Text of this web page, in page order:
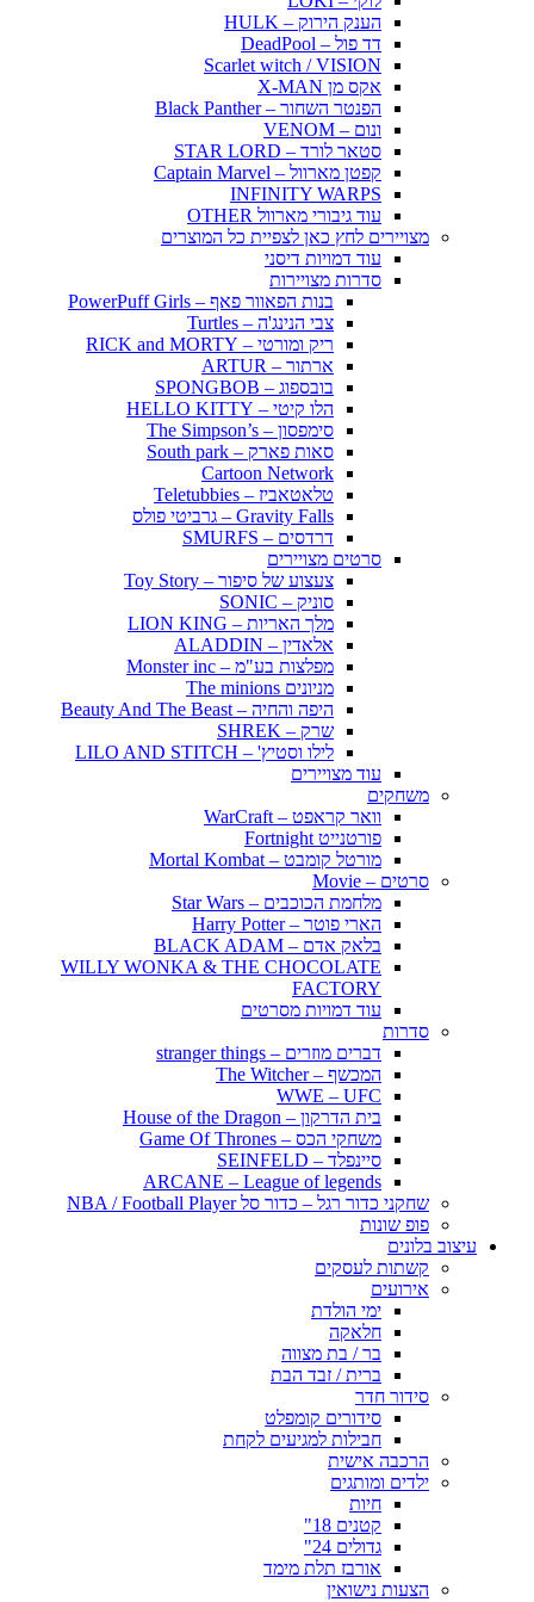
הענק הירוק – HULK
דד פול – DeadPool
Scarlet witch / VISION
אקס מן X-MAN
הפנטר השחור – Black Panther
ונום – VENOM
סטאר לורד – STAR LORD
קפטן מארוול – Captain Marvel
INFINITY WARPS
עוד גיבורי מארוול OTHER
מצויירים לחץ כאן לצפיית כל המוצרים
עוד דמויות דיסני
סדרות מצויירות
בנות הפאוור פאף – PowerPuff Girls
צבי הנינג'ה – Turtles
ריק ומורטי – RICK and MORTY
ארתור – ARTUR
בובספוג – SPONGBOB
הלו קיטי – HELLO KITTY
סימפסון – The Simpson’s
סאות פארק – South park
Cartoon Network
טלאטאביז – Teletubbies
Gravity Falls – גרביטי פולס
דרדסים – SMURFS
סרטים מצויירים
צעצוע של סיפור – Toy Story
סוניק – SONIC
מלך האריות – LION KING
אלאדין – ALADDIN
מפלצות בע"מ – Monster inc
מניונים The minions
היפה והחיה – Beauty And The Beast
שרק – SHREK
לילו וסטיץ' – LILO AND STITCH
עוד מצויירים
משחקים
וואר קראפט – WarCraft
פורטנייט Fortnight
מורטל קומבט – Mortal Kombat
סרטים – Movie
מלחמת הכוכבים – Star Wars
הארי פוטר – Harry Potter
בלאק אדם – BLACK ADAM
WILLY WONKA & THE CHOCOLATE
FACTORY
עוד דמויות מסרטים
סדרות
דברים מוזרים – stranger things
המכשף – The Witcher
WWE – UFC
בית הדרקון – House of the Dragon
משחקי הכס – Game Of Thrones
סיינפלד – SEINFELD
ARCANE – League of legends
שחקני כדור רגל – כדור סל NBA / Football Player
פופ שונות
עיצוב בלונים
קשתות לעסקים
אירועים
ימי הולדת
חלאקה
בר / בת מצווה
ברית / זבד הבת
סידור חדר
סידורים קומפלט
חבילות למגיעים לקחת
הרכבה אישית
ילדים ומותגים
חיות
קטנים 18"
גדולים 24"
אורבז תלת מימד
הצעות נישואין